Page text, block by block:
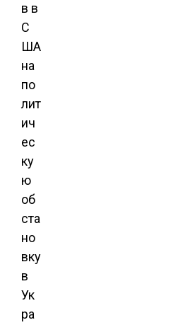
в в
С
ША
на
по
лит
ич
ес
ку
ю
об
ста
но
вку
в
Ук
ра